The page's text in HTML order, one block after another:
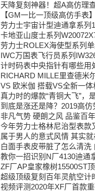
天降复刻神器！超A高仿理
【GM一比一顶级高仿手表
劳力士宇宙计型迪通拿系列
卡地亚山度士系列
劳力士ROLEX海使型系列
IWC万国表飞行员系列
计时码表中央指针有哪些用
RICHARD MILLE里查德米
VS 欧米伽 搭载VS全新一体
真力时的爆款“青铜大飞”，
到底是涨还是降？2019高
非凡气势 硬朗之风 品鉴百
今年劳力士格林尼治型表款
属于男人的意式风情 其实
白面手表皮带脏了怎么清
教你一招识别N厂4130迪通
ZF厂AP皇家橡树15500ST
超级顶级复刻百年灵航空计
视频评测2020年XF厂首款